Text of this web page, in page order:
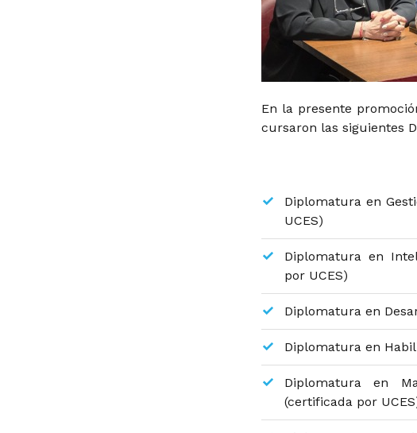
En la presente
cursaron las siguientes
Diplomatura en
UCES)
Diplomatura en
por UCES)
Diplomatura en
Diplomatura en
Diplomatura en
(certificada por